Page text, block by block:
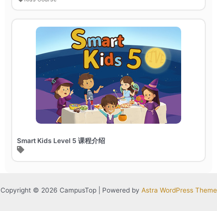
Smart Kids Level 5 课程介绍
Copyright © 2026 CampusTop | Powered by Astra WordPress Theme